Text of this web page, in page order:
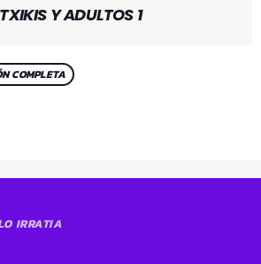
Y ADULTOS 1
COMPLETA
IRRATIA